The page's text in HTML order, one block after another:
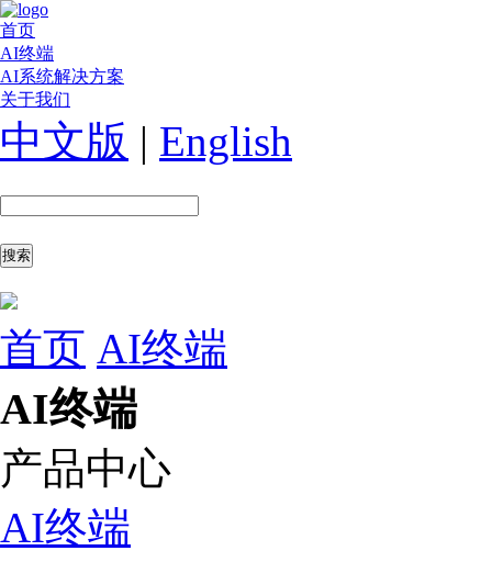
首页
AI终端
AI系统解决方案
关于我们
中文版 | English
首页 AI终端
AI终端
产品中心
AI终端